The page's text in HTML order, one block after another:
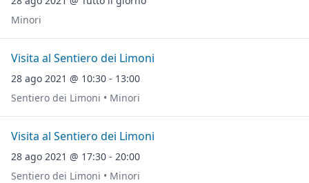
Minori
Visita al Sentiero dei Limoni
28 ago 2021 @ 10:30 - 13:00
Sentiero dei Limoni • Minori
Visita al Sentiero dei Limoni
28 ago 2021 @ 17:30 - 20:00
Sentiero dei Limoni • Minori